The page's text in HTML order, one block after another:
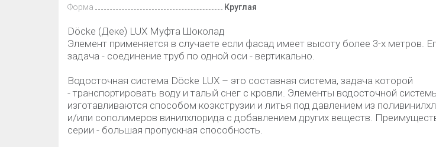
Форма
Круглая
Döcke (Деке) LUX Муфта Шоколад
Элемент применяется в случаете если фасад имеет высоту более 3-х метров.
задача - соединение труб по одной оси - вертикально.
Водосточная система Döcke LUX – это составная система, задача которой
- транспортировать воду и талый снег с кровли. Элементы водосточной
изготавливаются способом коэкструзии и литья под давлением из
и/или сополимеров винилхлорида с добавлением других веществ.
серии - большая пропускная способность.